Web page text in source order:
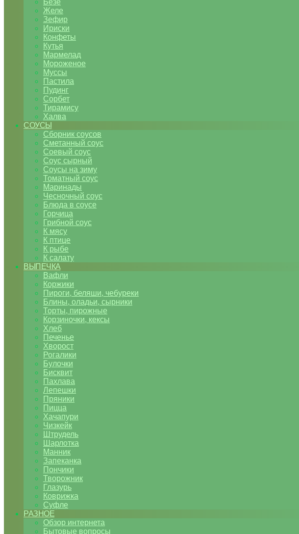
Безе
Желе
Зефир
Ириски
Конфеты
Кутья
Мармелад
Мороженое
Муссы
Пастила
Пудинг
Сорбет
Тирамису
Халва
СОУСЫ
Сборник соусов
Сметанный соус
Соевый соус
Соус сырный
Соусы на зиму
Томатный соус
Маринады
Чесночный соус
Блюда в соусе
Горчица
Грибной соус
К мясу
К птице
К рыбе
К салату
ВЫПЕЧКА
Вафли
Коржики
Пироги, беляши, чебуреки
Блины, оладьи, сырники
Торты, пирожные
Корзиночки, кексы
Хлеб
Печенье
Хворост
Рогалики
Булочки
Бисквит
Пахлава
Лепешки
Пряники
Пицца
Хачапури
Чизкейк
Штрудель
Шарлотка
Манник
Запеканка
Пончики
Творожник
Глазурь
Коврижка
Суфле
РАЗНОЕ
Обзор интернета
Бытовые вопросы